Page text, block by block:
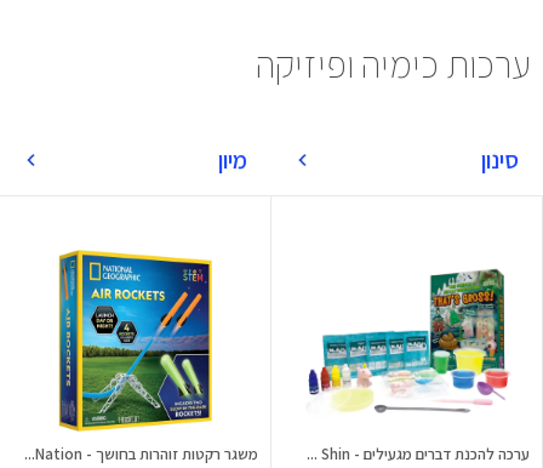
ערכות כימיה ופיזיקה
סינון מיון
ערכה להכנת דברים מגעילים - Shin ... משגר רקטות זוהרות בחושך - Nation...